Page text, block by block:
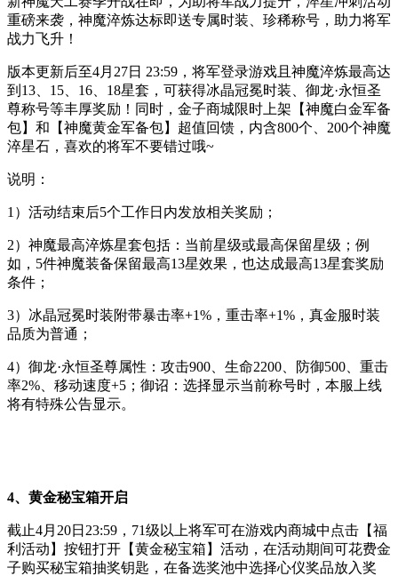
重磅来袭，神魔淬炼达标即送专属时装、珍稀称号，助力将军
战力飞升！
版本更新后至4月27日 23:59，将军登录游戏且神魔淬炼最高达
到13、15、16、18星套，可获得冰晶冠冕时装、御龙·永恒圣
尊称号等丰厚奖励！同时，金子商城限时上架【神魔白金军备
包】和【神魔黄金军备包】超值回馈，内含800个、200个神魔
淬星石，喜欢的将军不要错过哦~
说明：
1）活动结束后5个工作日内发放相关奖励；
2）神魔最高淬炼星套包括：当前星级或最高保留星级；例
如，5件神魔装备保留最高13星效果，也达成最高13星套奖励
条件；
3）冰晶冠冕时装附带暴击率+1%，重击率+1%，真金服时装
品质为普通；
4）御龙·永恒圣尊属性：攻击900、生命2200、防御500、重击
率2%、移动速度+5；御诏：选择显示当前称号时，本服上线
将有特殊公告显示。
4、黄金秘宝箱开启
截止4月20日23:59，71级以上将军可在游戏内商城中点击【福
利活动】按钮打开【黄金秘宝箱】活动，在活动期间可花费金
子购买秘宝箱抽奖钥匙，在备选奖池中选择心仪奖品放入奖